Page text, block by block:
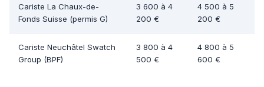
Cariste La Chaux-de-
Fonds Suisse (permis G)
3 600 à 4
200 €
4 500 à 5
200 €
Cariste Neuchâtel Swatch
Group (BPF)
3 800 à 4
500 €
4 800 à 5
600 €